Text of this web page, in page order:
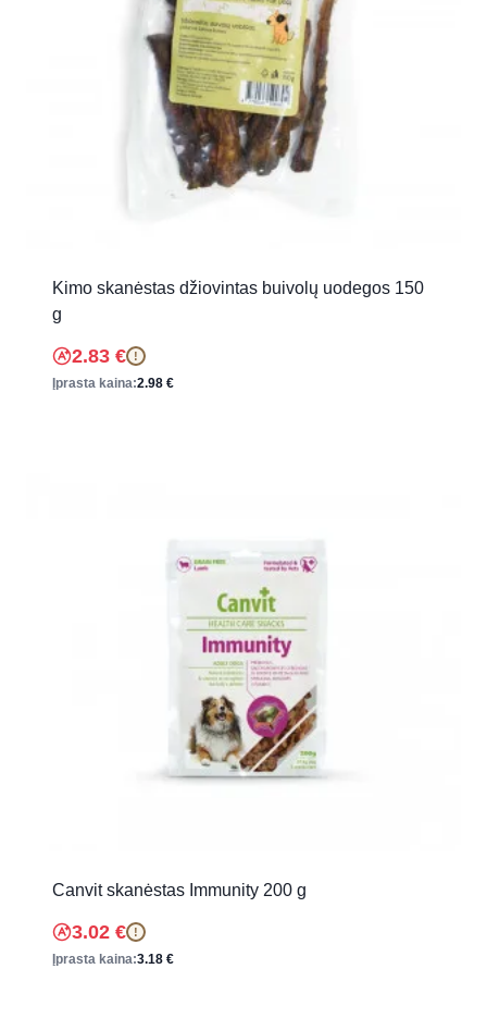
Kimo skanėstas džiovintas buivolų uodegos 150
g
2.83 € !
Įprasta kaina:2.98 €
Canvit skanėstas Immunity 200 g
3.02 € !
Įprasta kaina:3.18 €